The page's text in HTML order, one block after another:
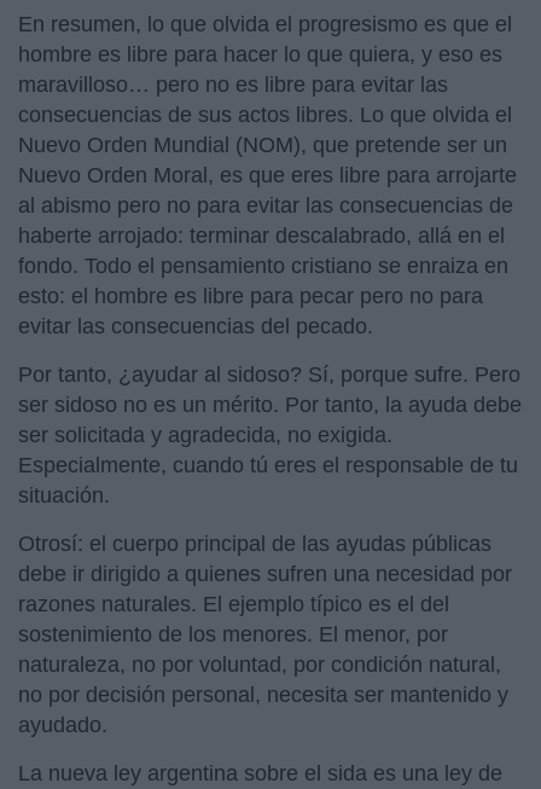
En resumen, lo que olvida el progresismo es que el
hombre es libre para hacer lo que quiera, y eso es
maravilloso… pero no es libre para evitar las
consecuencias de sus actos libres. Lo que olvida el
Nuevo Orden Mundial (NOM), que pretende ser un
Nuevo Orden Moral, es que eres libre para arrojarte
al abismo pero no para evitar las consecuencias de
haberte arrojado: terminar descalabrado, allá en el
fondo. Todo el pensamiento cristiano se enraiza en
esto: el hombre es libre para pecar pero no para
evitar las consecuencias del pecado.
Por tanto, ¿ayudar al sidoso? Sí, porque sufre. Pero
ser sidoso no es un mérito. Por tanto, la ayuda debe
ser solicitada y agradecida, no exigida.
Especialmente, cuando tú eres el responsable de tu
situación.
Otrosí: el cuerpo principal de las ayudas públicas
debe ir dirigido a quienes sufren una necesidad por
razones naturales. El ejemplo típico es el del
sostenimiento de los menores. El menor, por
naturaleza, no por voluntad, por condición natural,
no por decisión personal, necesita ser mantenido y
ayudado.
La nueva ley argentina sobre el sida es una ley de